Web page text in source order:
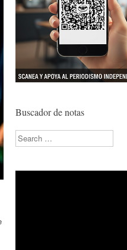
Buscador de notas
Search